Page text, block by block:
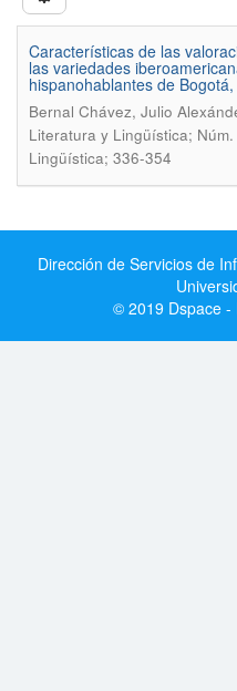
Características de las
las variedades
hispanohablantes de
Bernal Chávez, Julio
Literatura y Lingüística;
Lingüística; 336-354
Dirección de Servicios de
© 2019 Dspace -